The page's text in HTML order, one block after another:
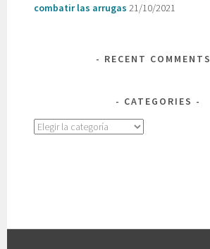
combatir las arrugas 21/10/2021
RECENT COMMENTS
CATEGORIES
Categories